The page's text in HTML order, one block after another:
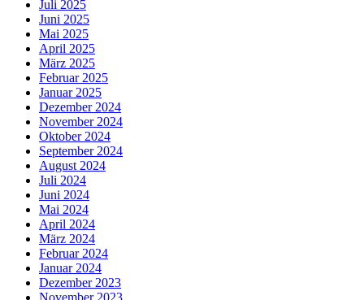
Juli 2025
Juni 2025
Mai 2025
April 2025
März 2025
Februar 2025
Januar 2025
Dezember 2024
November 2024
Oktober 2024
September 2024
August 2024
Juli 2024
Juni 2024
Mai 2024
April 2024
März 2024
Februar 2024
Januar 2024
Dezember 2023
November 2023